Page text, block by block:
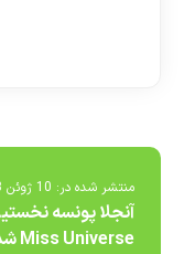
منتشر شده در: 10 ژوئن 2023
آنجلا پونسه
Miss Universe شد